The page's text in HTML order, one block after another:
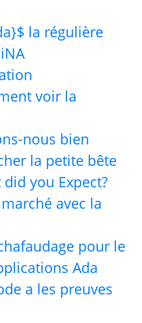
la régulière
voir la
nous bien
la petite bête
did you Expect?
avec la
pour le
Ada
a les preuves